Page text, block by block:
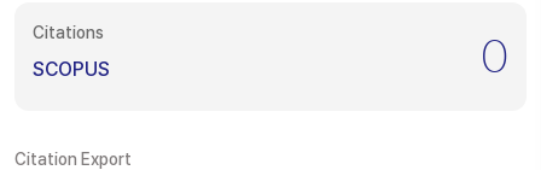
Citations
SCOPUS 0
Citation Export